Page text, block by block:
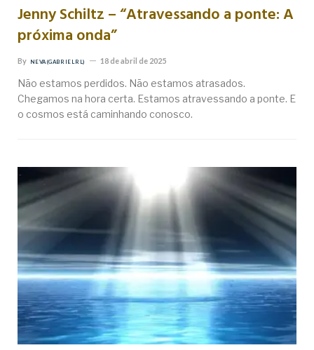
Jenny Schiltz – “Atravessando a ponte: A
próxima onda”
By NEVA (GABRIEL RL) 18 de abril de 2025
Não estamos perdidos. Não estamos atrasados.
Chegamos na hora certa. Estamos atravessando a ponte. E
o cosmos está caminhando conosco.